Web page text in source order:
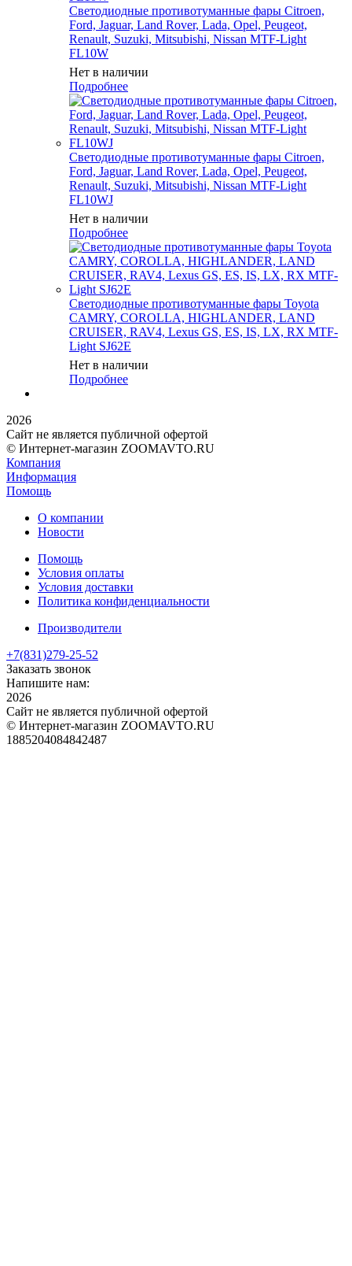
Светодиодные противотуманные фары Citroen,
Ford, Jaguar, Land Rover, Lada, Opel, Peugeot,
Renault, Suzuki, Mitsubishi, Nissan MTF-Light
FL10W
Нет в наличии
Подробнее
Светодиодные противотуманные фары Citroen,
Ford, Jaguar, Land Rover, Lada, Opel, Peugeot,
Renault, Suzuki, Mitsubishi, Nissan MTF-Light
FL10WJ
Нет в наличии
Подробнее
Светодиодные противотуманные фары Toyota
CAMRY, COROLLA, HIGHLANDER, LAND
CRUISER, RAV4, Lexus GS, ES, IS, LX, RX MTF-
Light SJ62E
Нет в наличии
Подробнее
2026
Сайт не является публичной офертой
© Интернет-магазин ZOOMAVTO.RU
Компания
Информация
Помощь
О компании
Новости
Помощь
Условия оплаты
Условия доставки
Политика конфиденциальности
Производители
+7(831)279-25-52
Заказать звонок
Напишите нам:
2026
Сайт не является публичной офертой
© Интернет-магазин ZOOMAVTO.RU
1885204084842487